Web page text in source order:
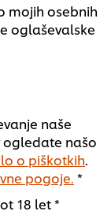
mojih osebnih
oglaševalske
naše
našo
o piškotkih
pogoje. *
Da – potrjujem, da sem star več kot 18 let *